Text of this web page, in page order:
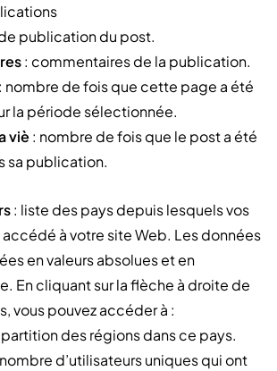
publication du post.
: commentaires de la publication.
: nombre de fois que cette page a été
la période sélectionnée.
viè : nombre de fois que le post a été
sa publication.
: liste des pays depuis lesquels vos
à votre site Web. Les données
en valeurs absolues et en
En cliquant sur la flèche à droite de
vous pouvez accéder à :
des régions dans ce pays.
d’utilisateurs uniques qui ont